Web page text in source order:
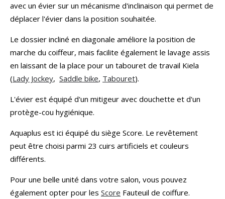
avec un évier sur un mécanisme d'inclinaison qui permet de
déplacer l'évier dans la position souhaitée.
Le dossier incliné en diagonale améliore la position de
marche du coiffeur, mais facilite également le lavage assis
en laissant de la place pour un tabouret de travail Kiela
(Lady Jockey, Saddle bike, Tabouret).
L'évier est équipé d'un mitigeur avec douchette et d'un
protège-cou hygiénique.
Aquaplus est ici équipé du siège Score. Le revêtement
peut être choisi parmi 23 cuirs artificiels et couleurs
différents.
Pour une belle unité dans votre salon, vous pouvez
également opter pour les Score Fauteuil de coiffure.